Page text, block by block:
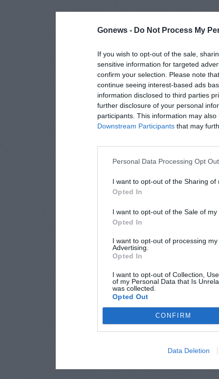
Gonews - Do Not Process My
If you wish to opt-out of the sale,
sensitive information for targeted
confirm your selection. Please note
continue seeing interest-based ads
information disclosed to third parties
further disclosure of your personal
participants. This information may
Downstream Participants that may
Personal Data Processing Opt
I want to opt-out of the Sharing of
Opted In
I want to opt-out of the Sale of
Opted In
I want to opt-out of processing
Advertising.
Opted In
I want to opt-out of Collection,
of my Personal Data that Is
was collected.
Opted Out
CONFIRM
Data Deletion